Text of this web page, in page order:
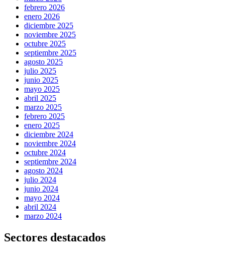
febrero 2026
enero 2026
diciembre 2025
noviembre 2025
octubre 2025
septiembre 2025
agosto 2025
julio 2025
junio 2025
mayo 2025
abril 2025
marzo 2025
febrero 2025
enero 2025
diciembre 2024
noviembre 2024
octubre 2024
septiembre 2024
agosto 2024
julio 2024
junio 2024
mayo 2024
abril 2024
marzo 2024
Sectores destacados